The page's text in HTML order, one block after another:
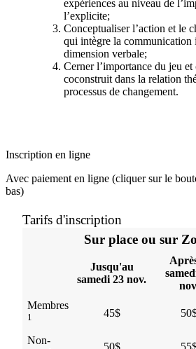
expériences au niveau de
l’explicite;
Conceptualiser l’action et le
qui intègre la
dimension verbale;
Cerner l’importance du jeu et
coconstruit dans la relation
processus de changement.
Inscription en ligne
Avec paiement en ligne (cliquer sur le
bas)
Tarifs d'inscription
Sur place ou sur
Jusqu'au
samedi 23 nov.
Membres
1 45$
Non-